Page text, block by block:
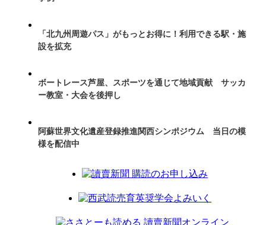
「北九州周遊パス」がもっとお得に！利用できる駅・施
設を拡充
ボートレース芦屋、スポーツを通じて地域貢献 サッカ
ー教室・大会を後押し
阿蘇世界文化遺産登録推進関西シンポジウム 当日の模
様を配信中